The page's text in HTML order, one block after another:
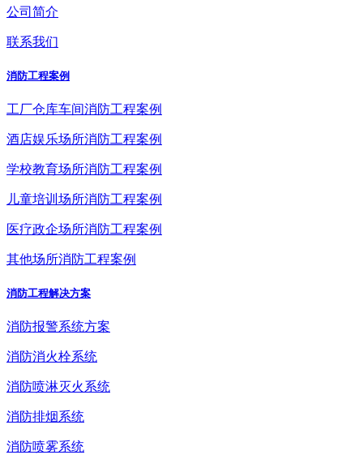
公司简介
联系我们
消防工程案例
工厂仓库车间消防工程案例
酒店娱乐场所消防工程案例
学校教育场所消防工程案例
儿童培训场所消防工程案例
医疗政企场所消防工程案例
其他场所消防工程案例
消防工程解决方案
消防报警系统方案
消防消火栓系统
消防喷淋灭火系统
消防排烟系统
消防喷雾系统